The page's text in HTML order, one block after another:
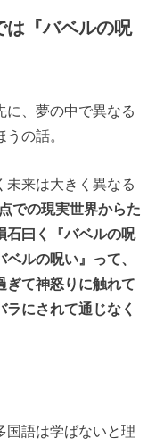
は『バベルの呪
に、夢の中で異なる
の話。
未来は大きく異なる
での現実世界からた
石曰く『バベルの呪
ルの呪い』って、
ぎて神怒りに触れて
にされて通じなく
国語は学ばないと理